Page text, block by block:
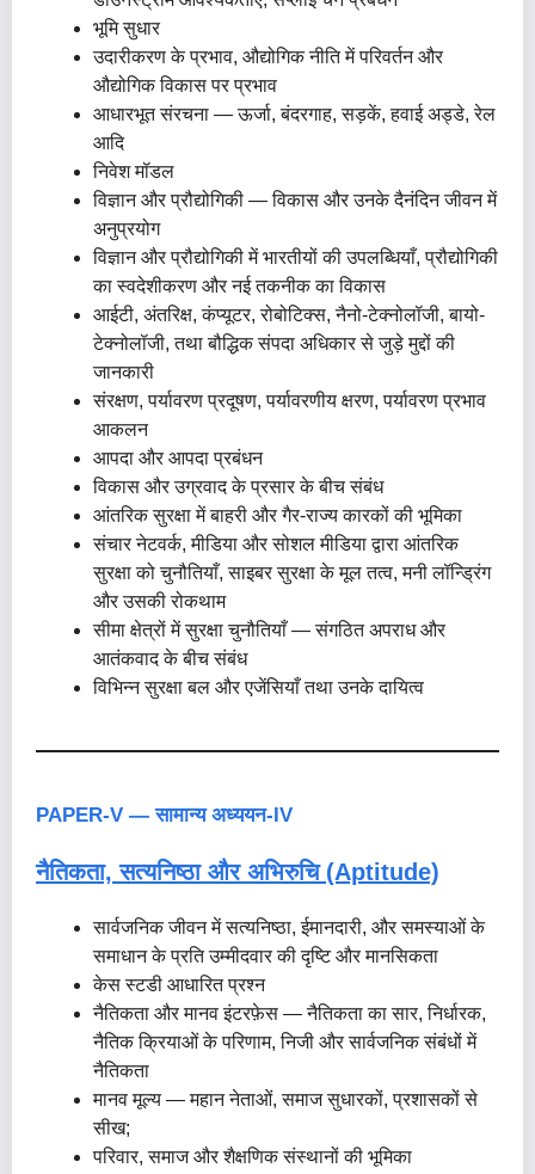
भूमि सुधार
उदारीकरण के प्रभाव, औद्योगिक नीति में परिवर्तन और
औद्योगिक विकास पर प्रभाव
आधारभूत संरचना — ऊर्जा, बंदरगाह, सड़कें, हवाई अड्डे, रेल
आदि
निवेश मॉडल
विज्ञान और प्रौद्योगिकी — विकास और उनके दैनंदिन जीवन में
अनुप्रयोग
विज्ञान और प्रौद्योगिकी में भारतीयों की उपलब्धियाँ, प्रौद्योगिकी
का स्वदेशीकरण और नई तकनीक का विकास
आईटी, अंतरिक्ष, कंप्यूटर, रोबोटिक्स, नैनो-टेक्नोलॉजी, बायो-
टेक्नोलॉजी, तथा बौद्धिक संपदा अधिकार से जुड़े मुद्दों की
जानकारी
संरक्षण, पर्यावरण प्रदूषण, पर्यावरणीय क्षरण, पर्यावरण प्रभाव
आकलन
आपदा और आपदा प्रबंधन
विकास और उग्रवाद के प्रसार के बीच संबंध
आंतरिक सुरक्षा में बाहरी और गैर-राज्य कारकों की भूमिका
संचार नेटवर्क, मीडिया और सोशल मीडिया द्वारा आंतरिक
सुरक्षा को चुनौतियाँ, साइबर सुरक्षा के मूल तत्व, मनी लॉन्ड्रिंग
और उसकी रोकथाम
सीमा क्षेत्रों में सुरक्षा चुनौतियाँ — संगठित अपराध और
आतंकवाद के बीच संबंध
विभिन्न सुरक्षा बल और एजेंसियाँ तथा उनके दायित्व
PAPER-V — सामान्य अध्ययन-IV
नैतिकता, सत्यनिष्ठा और अभिरुचि (Aptitude)
सार्वजनिक जीवन में सत्यनिष्ठा, ईमानदारी, और समस्याओं के
समाधान के प्रति उम्मीदवार की दृष्टि और मानसिकता
केस स्टडी आधारित प्रश्न
नैतिकता और मानव इंटरफ़ेस — नैतिकता का सार, निर्धारक,
नैतिक क्रियाओं के परिणाम, निजी और सार्वजनिक संबंधों में
नैतिकता
मानव मूल्य — महान नेताओं, समाज सुधारकों, प्रशासकों से
सीख;
परिवार, समाज और शैक्षणिक संस्थानों की भूमिका